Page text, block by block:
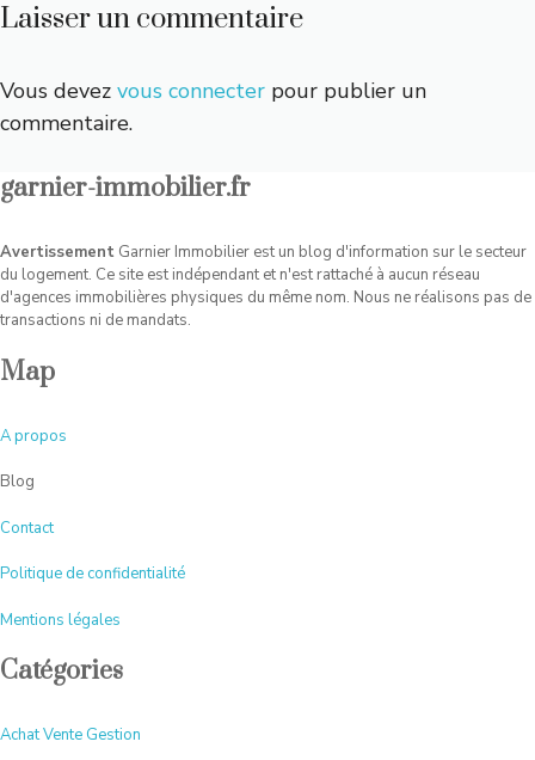
Laisser un commentaire
Vous devez vous connecter pour publier un
commentaire.
garnier-immobilier.fr
Avertissement Garnier Immobilier est un blog d'information sur le secteur
du logement. Ce site est indépendant et n'est rattaché à aucun réseau
d'agences immobilières physiques du même nom. Nous ne réalisons pas de
transactions ni de mandats.
Map
Apropos
Blog
Contact
Politique de confidentialité
Mentions légales
Catégories
Achat Vente Gestion